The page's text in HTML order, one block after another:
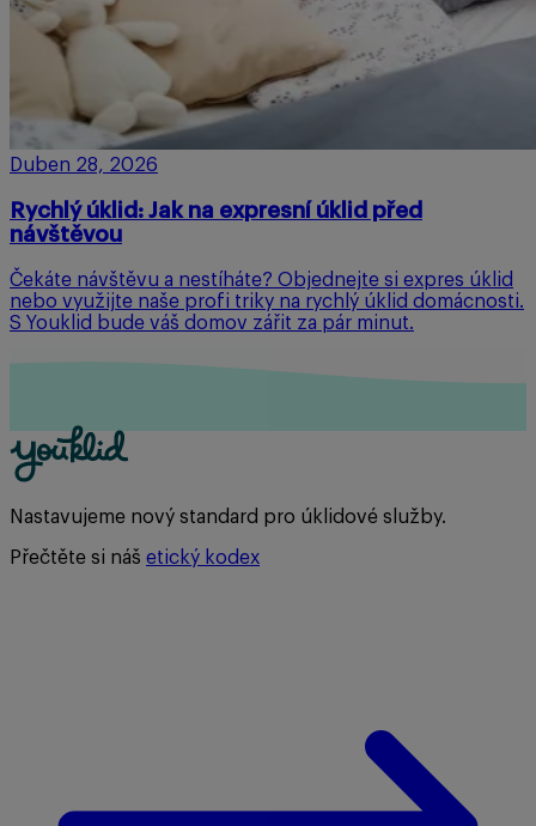
Duben 28, 2026
Rychlý úklid: Jak na expresní úklid před
návštěvou
Čekáte návštěvu a nestíháte? Objednejte si expres úklid
nebo využijte naše profi triky na rychlý úklid domácnosti.
S Youklid bude váš domov zářit za pár minut.
Nastavujeme nový standard pro úklidové služby.
Přečtěte si náš etický kodex